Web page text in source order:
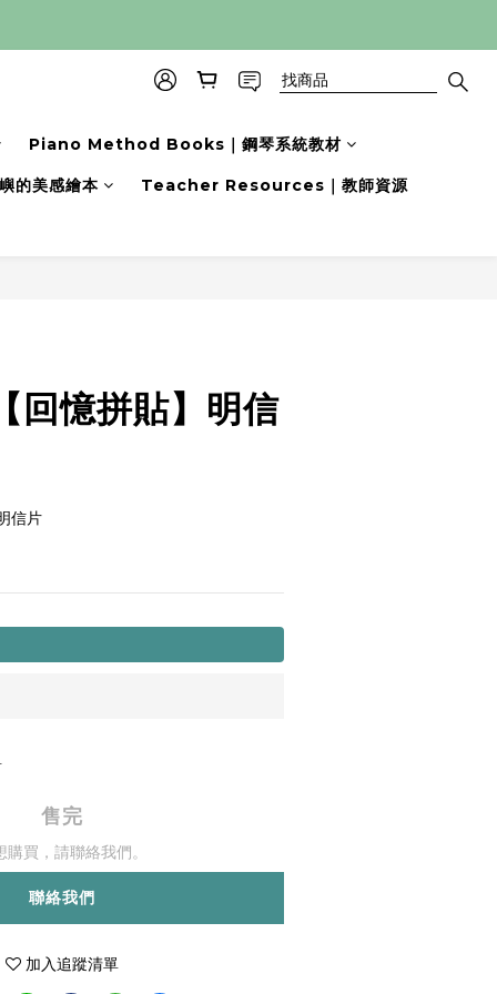
Piano Method Books｜鋼琴系統教材
美感繪本 Teacher Resources｜教師資源
回憶拼貼】明信
信片
售完
購買，請聯絡我們。
聯絡我們
加入追蹤清單